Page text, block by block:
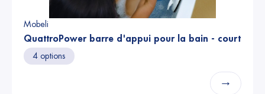
Mobeli
QuattroPower barre d'appui pour la bain - court
4 options
→